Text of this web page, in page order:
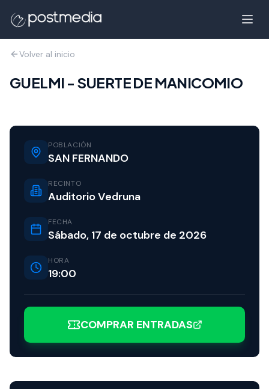
Volver al inicio
GUELMI - SUERTE DE MANICOMIO
POBLACIÓN
SAN FERNANDO
RECINTO
Auditorio Vedruna
FECHA
Sábado, 17 de octubre de 2026
HORA
19:00
COMPRAR ENTRADAS